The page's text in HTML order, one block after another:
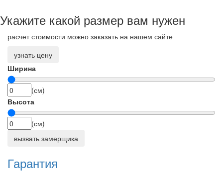
Укажите какой размер вам нужен
расчет стоимости можно заказать на нашем сайте
узнать цену
Ширина
(см)
Высота
(см)
вызвать замерщика
Гарантия